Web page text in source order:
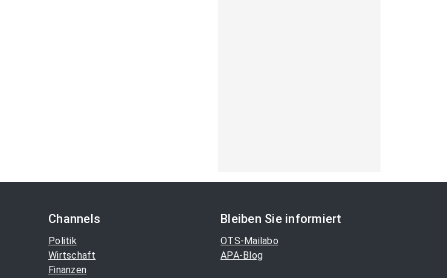
Channels
Politik
Wirtschaft
Finanzen
Bleiben Sie informiert
OTS-Mailabo
APA-Blog